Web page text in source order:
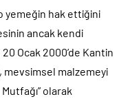
yemeğin hak ettiğini
ancak kendi
Ocak 2000’de Kantin
mevsimsel malzemeyi
olarak